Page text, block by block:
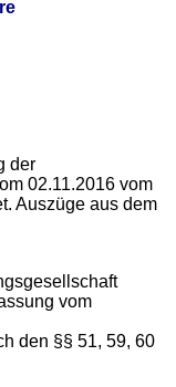
der
02.11.2016 vom
Auszüge aus dem
vom
den §§ 51, 59, 60